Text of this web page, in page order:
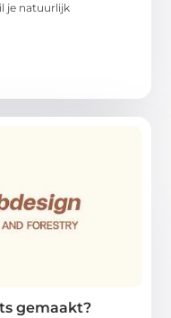
je natuurlijk
gemaakt?